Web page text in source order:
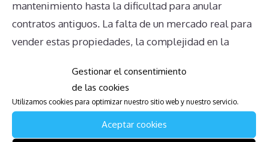
Gestionar el consentimiento
de las cookies
Utilizamos cookies para optimizar nuestro sitio web y nuestro servicio.
Aceptar cookies
mantenimiento hasta la dificultad para anular
contratos antiguos. La falta de un mercado real para
vender estas propiedades, la complejidad en la
información clara son factores adicionales que
propietarios. Es crucial estar bien informado y
buscar asesoría legal adecuada para navegar estos